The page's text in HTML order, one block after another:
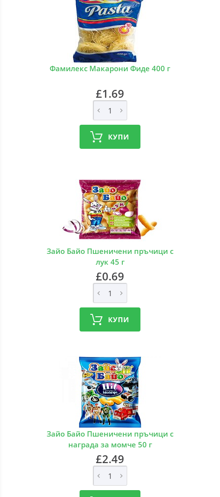
Фамилекс Макарони Фиде 400 г
£1.69
КУПИ
Зайо Байо Пшеничени пръчици с
лук 45 г
£0.69
КУПИ
Зайо Байо Пшеничени пръчици с
награда за момче 50 г
£2.49